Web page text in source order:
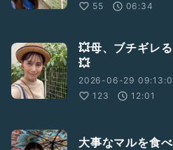
55
06:34
💥母、ブチギレ
💥
2026-06-29
123
12:01
大事なマルを食